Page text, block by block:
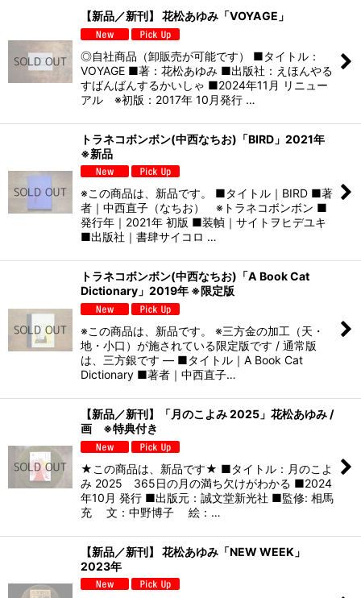
絞り込む
【新品／新刊】 花松あゆみ「VOYAGE」
◎自社商品（卸販売が可能です） ■タイトル：
VOYAGE ■著：花松あゆみ ■出版社：えほんやる
すばんばんするかいしゃ ■2024年11月 リニュー
アル ※初版：2017年 10月発行 …
トラネコボンボン(中西なちお)「BIRD」2021年
※新品
※この商品は、新品です。 ■タイトル｜BIRD ■著
者｜中西直子（なちお） ※トラネコボンボン ■
発行年｜2021年 初版 ■装幀｜サイトヲヒデユキ
■出版社｜書肆サイコロ …
トラネコボンボン(中西なちお)「A Book Cat
Dictionary」2019年 ※限定版
※この商品は、新品です。 ※三方金の加工（天・
地・小口）が施されている限定版です / 通常版
は、三方銀です — ■タイトル｜A Book Cat
Dictionary ■著者｜中西直子…
【新品／新刊】「月のこよみ 2025」花松あゆみ /
画 ※特典付き
★この商品は、新品です★ ■タイトル：月のこよ
み 2025 365日の月の満ち欠けがわかる ■2024
年10月 発行 ■出版元：誠文堂新光社 ■監修: 相馬
充 文：中野博子 絵：…
【新品／新刊】 花松あゆみ「NEW WEEK」
2023年